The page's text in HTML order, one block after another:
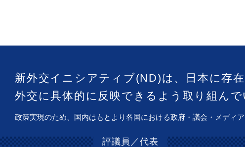
新外交イニシアティブ(ND)は、日本に存在
外交に具体的に反映できるよう取り組んで
政策実現のため、国内はもとより各国における政府・議会・メディア
評議員／代表